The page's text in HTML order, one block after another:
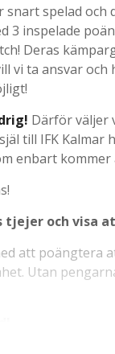
snart spelad
3 inspelade
Deras
vi ta ansvar
Därför väljer
till IFK Kalmar
enbart
tjejer och visa
att poängtera
Utan